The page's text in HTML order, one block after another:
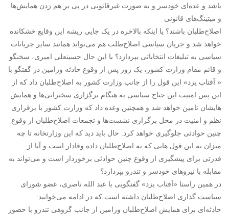
باشد و عده‌ای خودسر و به صورت غیرقانونی در پی بر هم زدن همایش‌ها
و میتینگ‌های قانونی
اصلاح‌طلبان باشند؟ یا اینکه بالاخره در یک جایی ریشه این وقایع خشکانده
خواهد شد و جریان سیاسی اصلاح‌طلب هم می‌تواند همانند سایر جریانات
سیاسی به تبلیغات انتخاباتی بپردازد؟ با این حال حسینعلی امیری، سخنگو
و قائم مقام وزارت کشور، یک روز پس از وقوع حادثه ورامین در گفتگو با
« آفتاب یزد» این قول را از جانب وزارت کشور به اصلاح‌طلبان داد که از
این پس امنیت این جناح سیاسی به هنگام برگزاری سخنرانی‌ها و همایش
هایشان تامین خواهد شد و همچنین وعده داد که وزارت کشور با برقراری
نظم و امنیت در محل برگزاری نشست‌ها و تجمعات اصلاح‌طلبان از وقوع
چنین حوادثی جلوگیری خواهد کرد. حال باید دید که این وزارتخانه تا چه
میزان به این قول هایی که به اصلاح‌طلبان داده وفادار است و آیا از
قدرتی برای پیشگیری از وقوع چنین حوادثی برخوردار است و می‌تواند به
مقابله با نیروهای خودسر و تندرو بپردازد؟
در همین راستا «آفتاب یزد» گفتگویی با عبد الله ناصری، عضو شورای
سیاست گذاری اصلاح‌طلبان داشته است که در ادامه می‌خوانید:
حادثه‌ای برای همایش اصلاح‌طلبان ورامین از جانب گروهی تندرو با حضور